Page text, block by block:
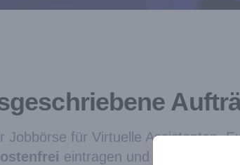
Jobbörse für Virtuelle Assistenten,
eintragen und flexible